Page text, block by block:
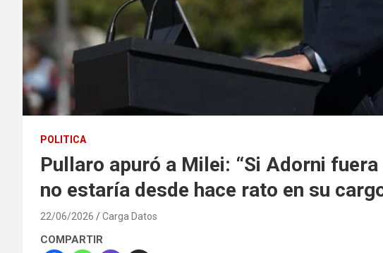
POLITICA
Pullaro apuró a Milei: “Si Adorni
no estaría desde hace rato en su
22/06/2026 Carga Datos
COMPARTIR